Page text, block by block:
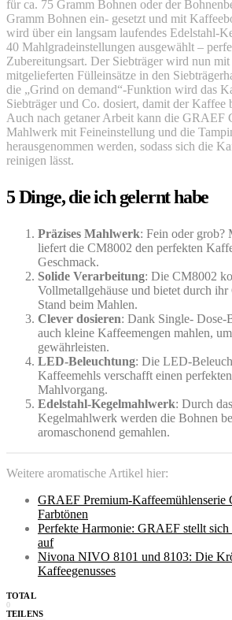
für ca. 75 Gramm Bohnen oder der
Gramm Bohnen ein- gesetzt und mit
wird über ein langsam laufendes Edelstahl-
40 Mahlgradeinstellungen ausgewählt –
Zubereitungsart. Der Siebträger wird nun mit
mitgelieferten Fülleinsätze in den
die „Grind on demand“-Funktion wird das
Siebträger und Co. dosiert, damit der Kaffee
Auch nach getaner Arbeit kann die GRAEF
Mahlwerk mit Feineinstellung und die
herausgenommen werden, sodass sich die
reinigen lässt.
5 Dinge, die ich gelernt habe
Präzises Mahlwerk: Fein oder grob?
liefert die CM8002 den perfekten
Geschmack.
Solide Verarbeitung: Die CM8002
Vollmetallgehäuse und bietet durch
Stand beim Mahlen.
Clever dosieren: Dank Single- Dose-
auch kleine Kaffeemengen mahlen,
gewährleisten.
LED-Beleuchtung: Die LED-
Kaffeemehls verschafft einen
Mahlvorgang.
Edelstahl-Kegelmahlwerk: Durch
Kegelmahlwerk werden die Bohnen
aromaschonend gemahlen.
Weitere aromatische Artikel hier:
GRAEF Premium-Kaffeemühlenserie
Farbtönen
Perfekte Harmonie: GRAEF stellt
auf
Nivona NIVO 8101 und 8103: Die
Kaffeegenusses
TOTAL
0
TEILENS